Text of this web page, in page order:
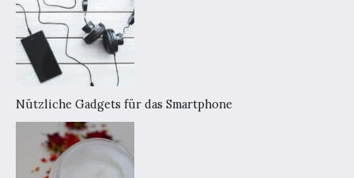
Nützliche Gadgets für das Smartphone